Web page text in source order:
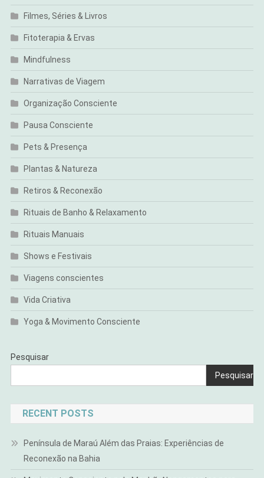
Filmes, Séries & Livros
Fitoterapia & Ervas
Mindfulness
Narrativas de Viagem
Organização Consciente
Pausa Consciente
Pets & Presença
Plantas & Natureza
Retiros & Reconexão
Rituais de Banho & Relaxamento
Rituais Manuais
Shows e Festivais
Viagens conscientes
Vida Criativa
Yoga & Movimento Consciente
Pesquisar
Pesquisar
RECENT POSTS
Península de Maraú Além das Praias: Experiências de
Reconexão na Bahia